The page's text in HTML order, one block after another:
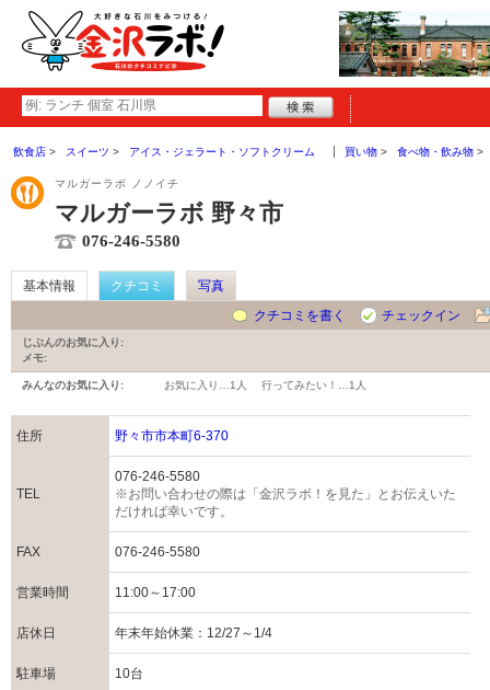
飲食店 スイーツ アイス・ジェラート・ソフトクリーム 買い物 食べ物・飲み物
マルガーラボ ノノイチ
マルガーラボ 野々市
076-246-5580
基本情報 クチコミ
写真
クチコミを書く
チェックイン
じぶんのお気に入り:
メモ:
みんなのお気に入り: お気に入り… 1人 行ってみたい！… 1人
住所 野々市市本町6-370
TEL
076-246-5580
※お問い合わせの際は「金沢ラボ！を見た」とお伝えいた
だければ幸いです。
FAX 076-246-5580
営業時間 11:00～17:00
店休日 年末年始休業：12/27～1/4
駐車場 10台